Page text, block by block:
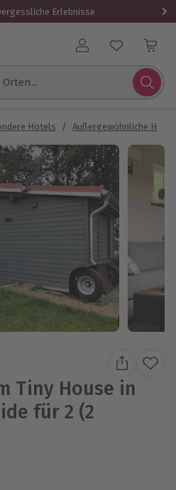
Erlebnisse
Benutzerkonto
Hotels / Außergewöhnliche
Tiny House in
für 2 (2